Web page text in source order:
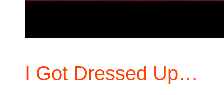
I Got Dressed Up…